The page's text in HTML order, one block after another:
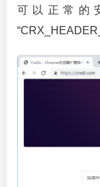
可以正常的